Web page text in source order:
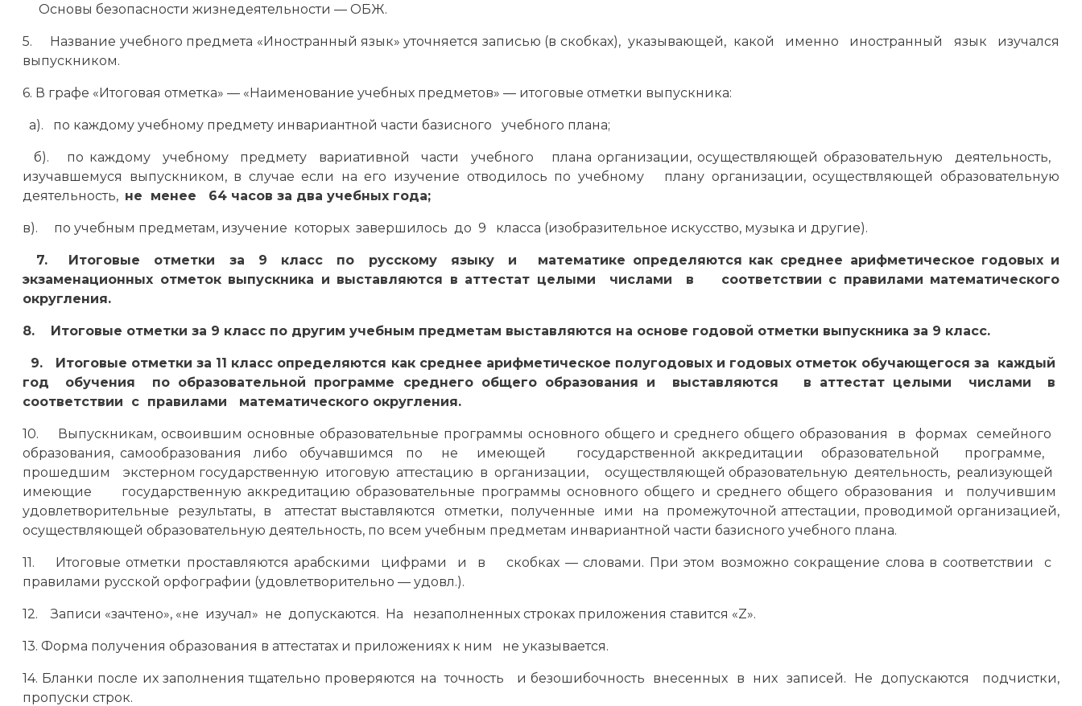
Основы безопасности жизнедеятельности — ОБЖ.
5. Название учебного предмета «Иностранный язык» уточняется записью (в скобках), указывающей, какой именно иностранный язык изучался
выпускником.
6. В графе «Итоговая отметка» — «Наименование учебных предметов» — итоговые отметки выпускника:
а). по каждому учебному предмету инвариантной части базисного учебного плана;
б). по каждому учебному предмету вариативной части учебного плана организации, осуществляющей образовательную деятельность,
изучавшемуся выпускником, в случае если на его изучение отводилось по учебному плану организации, осуществляющей образовательную
деятельность, не менее 64 часов за два учебных года;
в). по учебным предметам, изучение которых завершилось до 9 класса (изобразительное искусство, музыка и другие).
7. Итоговые отметки за 9 класс по русскому языку и математике определяются как среднее арифметическое годовых и
экзаменационных отметок выпускника и выставляются в аттестат целыми числами в соответствии с правилами математического
округления.
8. Итоговые отметки за 9 класс по другим учебным предметам выставляются на основе годовой отметки выпускника за 9 класс.
9. Итоговые отметки за 11 класс определяются как среднее арифметическое полугодовых и годовых отметок обучающегося за каждый
год обучения по образовательной программе среднего общего образования и выставляются в аттестат целыми числами в
соответствии с правилами математического округления.
10. Выпускникам, освоившим основные образовательные программы основного общего и среднего общего образования в формах семейного
образования, самообразования либо обучавшимся по не имеющей государственной аккредитации образовательной программе,
прошедшим экстерном государственную итоговую аттестацию в организации, осуществляющей образовательную деятельность, реализующей
имеющие государственную аккредитацию образовательные программы основного общего и среднего общего образования и получившим
удовлетворительные результаты, в аттестат выставляются отметки, полученные ими на промежуточной аттестации, проводимой организацией,
осуществляющей образовательную деятельность, по всем учебным предметам инвариантной части базисного учебного плана.
11. Итоговые отметки проставляются арабскими цифрами и в скобках — словами. При этом возможно сокращение слова в соответствии с
правилами русской орфографии (удовлетворительно — удовл.).
12. Записи «зачтено», «не изучал» не допускаются. На незаполненных строках приложения ставится «Z».
13. Форма получения образования в аттестатах и приложениях к ним не указывается.
14. Бланки после их заполнения тщательно проверяются на точность и безошибочность внесенных в них записей. Не допускаются подчистки,
пропуски строк.